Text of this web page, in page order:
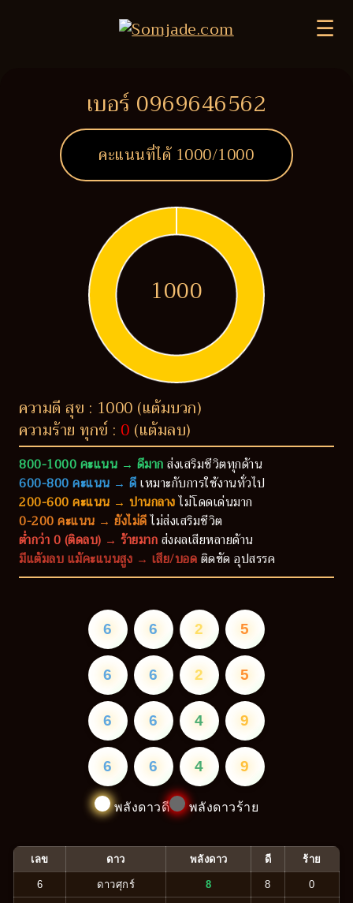
☰
เบอร์ 0969646562
คะแนนที่ได้ 1000/1000
1000
ความดี สุข : 1000 (แต้มบวก)
ความร้าย ทุกข์ : 0 (แต้มลบ)
800-1000 คะแนน → ดีมากส่งเสริมชีวิตทุกด้าน
600-800 คะแนน → ดีเหมาะกับการใช้งานทั่วไป
200-600 คะแนน → ปานกลางไม่โดดเด่นมาก
0-200 คะแนน → ยังไม่ดีไม่ส่งเสริมชีวิต
ต่ำกว่า 0 (ติดลบ) → ร้ายมากส่งผลเสียหลายด้าน
มีแต้มลบ แม้คะแนนสูง → เสีย/บอดติดขัด อุปสรรค
6 6 2 5
6 6 2 5
6 6 4 9
6 6 4 9
พลังดาวดี พลังดาวร้าย
เลข ดาว พลังดาว ดี ร้าย
6 ดาวศุกร์ 8 8 0